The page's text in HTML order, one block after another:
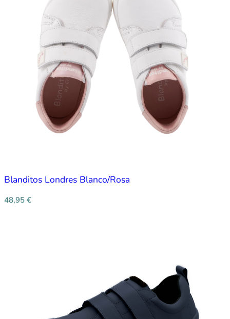
Blanditos Londres Blanco/Rosa
48,95 €